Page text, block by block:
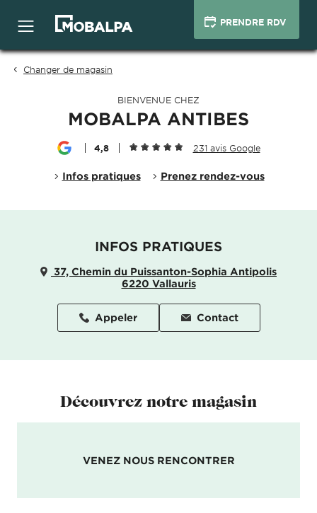
PRENDRE RDV
Changer de magasin
BIENVENUE CHEZ
MOBALPA ANTIBES
4,8 231 avis Google
Infos pratiques Prenez rendez-vous
INFOS PRATIQUES
37, Chemin du Puissanton-Sophia Antipolis
6220 Vallauris
Appeler Contact
Découvrez notre magasin
VENEZ NOUS RENCONTRER